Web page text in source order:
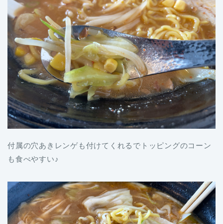
付属の穴あきレンゲも付けてくれるでトッピングのコーン
も食べやすい♪